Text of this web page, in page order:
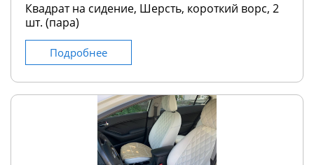
Квадрат на сидение, Шерсть, короткий ворс, 2
шт. (пара)
Подробнее